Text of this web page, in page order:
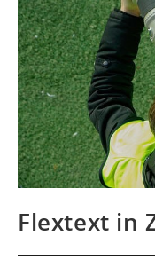
Flextext in